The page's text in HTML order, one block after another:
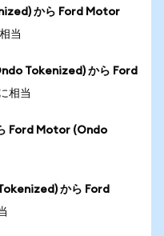
から Ford Motor
当
Tokenized) から Ford
相当
Ford Motor (Ondo
から Ford